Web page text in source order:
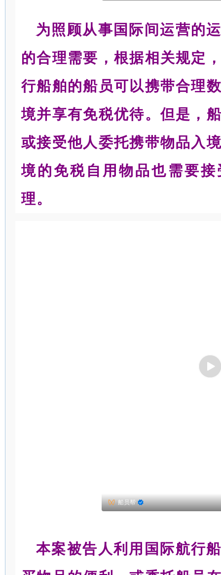
为照顾从事国际间运营的
的合理需要，根据相关规定
行船舶的船员可以携带合理
境并享有免税优待。但是，
或接受他人委托携带物品入
境的免税自用物品也需要
理。
船员帮
本案被告人利用国际航行